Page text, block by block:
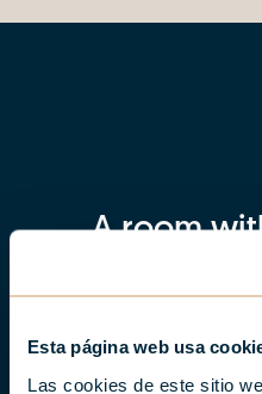
Esta página web usa
Las cookies de este sitio
A room
beds
after
Spacious